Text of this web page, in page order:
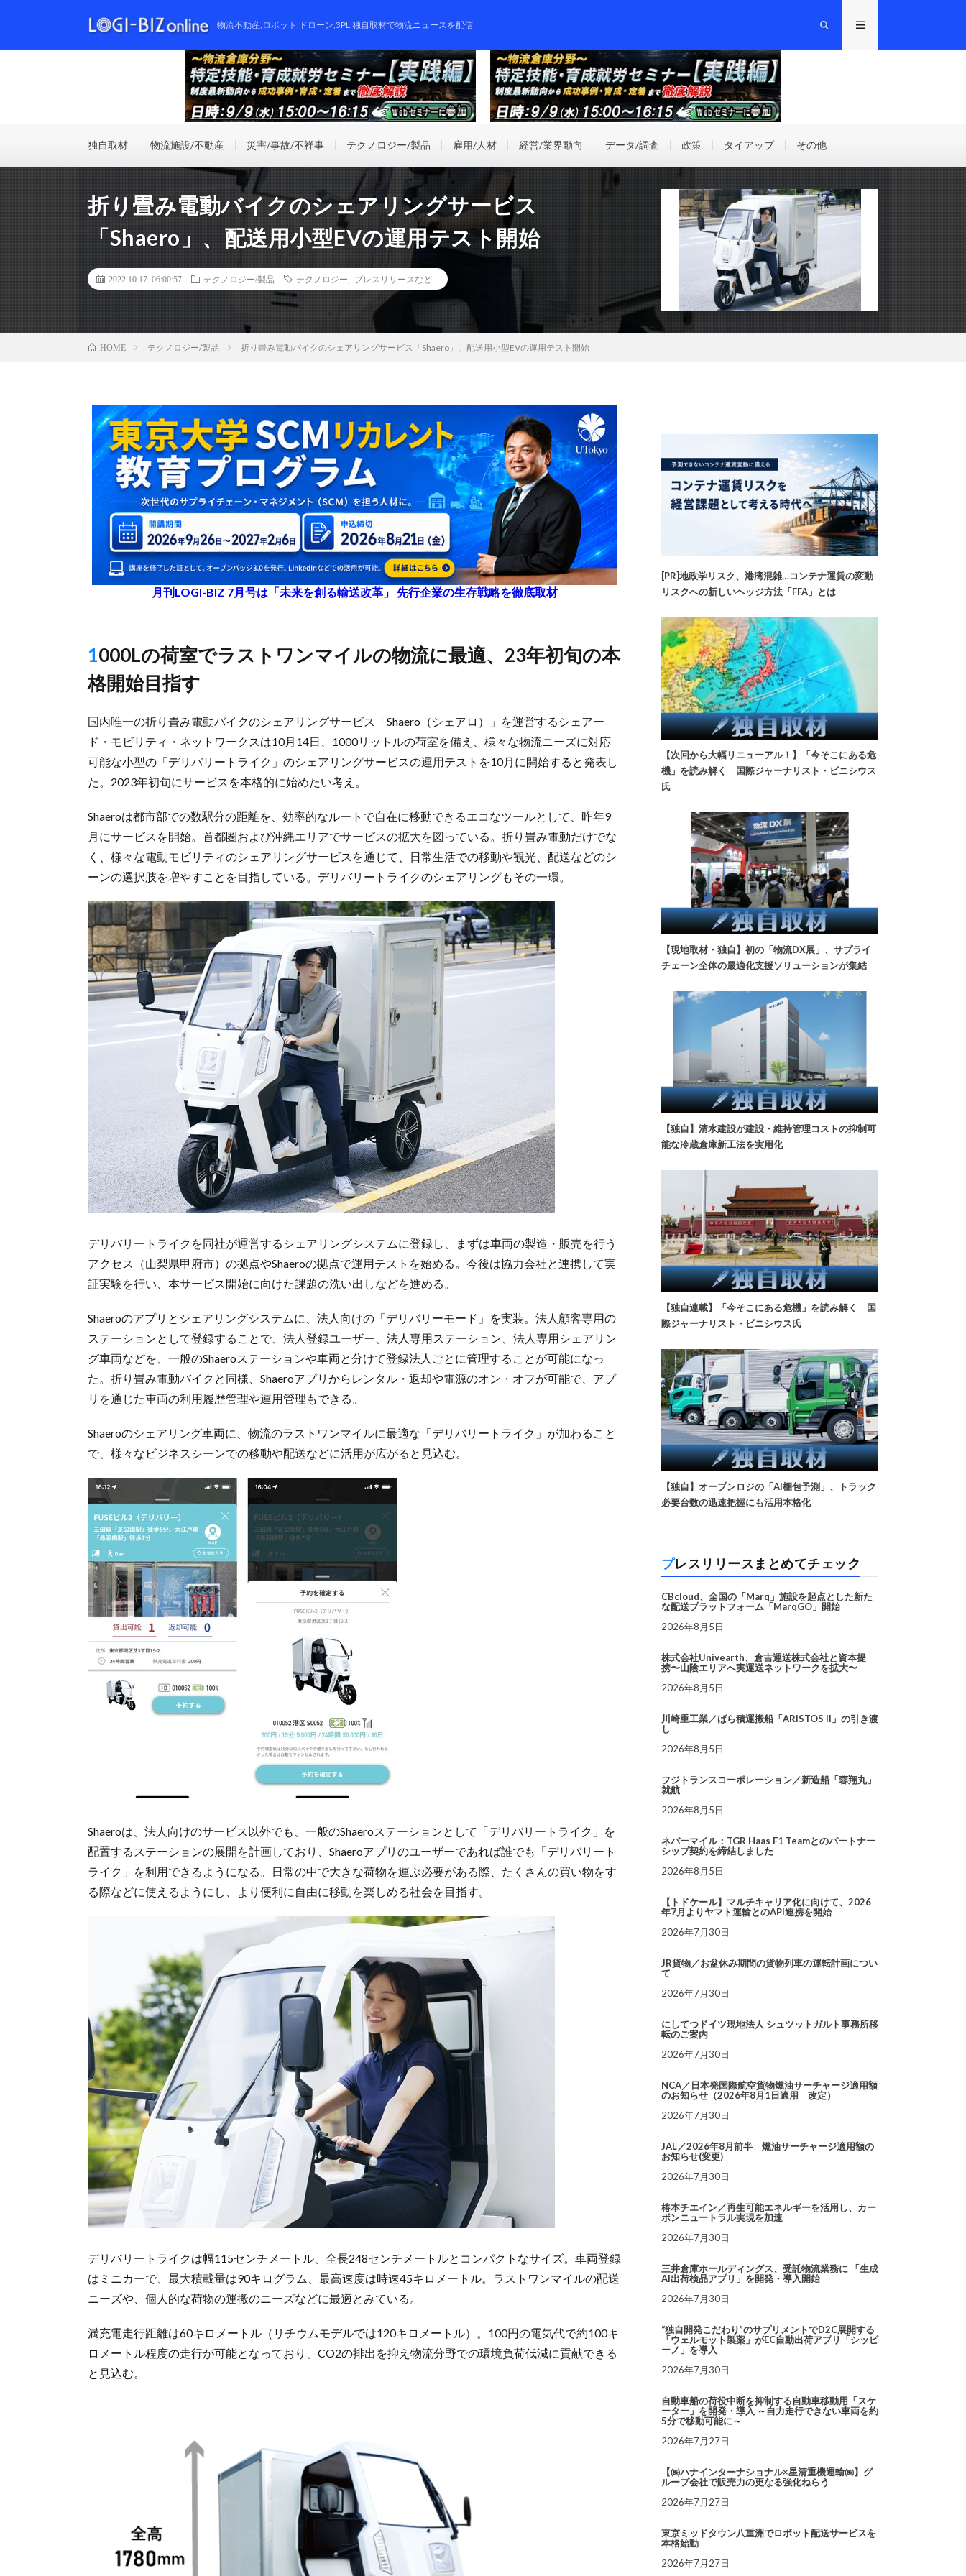
物流不動産,ロボット,ドローン,3PL,独自取材で物流ニュースを配信
独自取材 物流施設/不動産 災害/事故/不祥事 テクノロジー/製品 雇用/人材 経営/業界動向 データ/調査 政策 タイアップ その他
折り畳み電動バイクのシェアリングサービス
「Shaero」、配送用小型EVの運用テスト開始
2022.10.17 06:00:57 テクノロジー/製品 テクノロジー プレスリリースなど
HOME テクノロジー/製品 折り畳み電動バイクのシェアリングサービス「Shaero」、配送用小型EVの運用テスト開始
月刊LOGI-BIZ 7月号は「未来を創る輸送改革」 先行企業の生存戦略を徹底取材
1000Lの荷室でラストワンマイルの物流に最適、23年初旬の本
格開始目指す
国内唯一の折り畳み電動バイクのシェアリングサービス「Shaero（シェアロ）」を運営するシェアー
ド・モビリティ・ネットワークスは10月14日、1000リットルの荷室を備え、様々な物流ニーズに対応
可能な小型の「デリバリートライク」のシェアリングサービスの運用テストを10月に開始すると発表し
た。2023年初旬にサービスを本格的に始めたい考え。
Shaeroは都市部での数駅分の距離を、効率的なルートで自在に移動できるエコなツールとして、昨年9
月にサービスを開始。首都圏および沖縄エリアでサービスの拡大を図っている。折り畳み電動だけでな
く、様々な電動モビリティのシェアリングサービスを通じて、日常生活での移動や観光、配送などのシ
ーンの選択肢を増やすことを目指している。デリバリートライクのシェアリングもその一環。
デリバリートライクを同社が運営するシェアリングシステムに登録し、まずは車両の製造・販売を行う
アクセス（山梨県甲府市）の拠点やShaeroの拠点で運用テストを始める。今後は協力会社と連携して実
証実験を行い、本サービス開始に向けた課題の洗い出しなどを進める。
Shaeroのアプリとシェアリングシステムに、法人向けの「デリバリーモード」を実装。法人顧客専用の
ステーションとして登録することで、法人登録ユーザー、法人専用ステーション、法人専用シェアリン
グ車両などを、一般のShaeroステーションや車両と分けて登録法人ごとに管理することが可能になっ
た。折り畳み電動バイクと同様、Shaeroアプリからレンタル・返却や電源のオン・オフが可能で、アプ
リを通じた車両の利用履歴管理や運用管理もできる。
Shaeroのシェアリング車両に、物流のラストワンマイルに最適な「デリバリートライク」が加わること
で、様々なビジネスシーンでの移動や配送などに活用が広がると見込む。
Shaeroは、法人向けのサービス以外でも、一般のShaeroステーションとして「デリバリートライク」を
配置するステーションの展開を計画しており、Shaeroアプリのユーザーであれば誰でも「デリバリート
ライク」を利用できるようになる。日常の中で大きな荷物を運ぶ必要がある際、たくさんの買い物をす
る際などに使えるようにし、より便利に自由に移動を楽しめる社会を目指す。
デリバリートライクは幅115センチメートル、全長248センチメートルとコンパクトなサイズ。車両登録
はミニカーで、最大積載量は90キログラム、最高速度は時速45キロメートル。ラストワンマイルの配送
ニーズや、個人的な荷物の運搬のニーズなどに最適とみている。
満充電走行距離は60キロメートル（リチウムモデルでは120キロメートル）。100円の電気代で約100キ
ロメートル程度の走行が可能となっており、CO2の排出を抑え物流分野での環境負荷低減に貢献できる
と見込む。
[PR]地政学リスク、港湾混雑…コンテナ運賃の変動
リスクへの新しいヘッジ方法「FFA」とは
【次回から大幅リニューアル！】「今そこにある危
機」を読み解く 国際ジャーナリスト・ビニシウス
氏
【現地取材・独自】初の「物流DX展」、サプライ
チェーン全体の最適化支援ソリューションが集結
【独自】清水建設が建設・維持管理コストの抑制可
能な冷蔵倉庫新工法を実用化
【独自連載】「今そこにある危機」を読み解く 国
際ジャーナリスト・ビニシウス氏
【独自】オープンロジの「AI梱包予測」、トラック
必要台数の迅速把握にも活用本格化
プレスリリースまとめてチェック
CBcloud、全国の「Marq」施設を起点とした新た
な配送プラットフォーム「MarqGO」開始
2026年8月5日
株式会社Univearth、倉吉運送株式会社と資本提
携〜山陰エリアへ実運送ネットワークを拡大〜
2026年8月5日
川崎重工業／ばら積運搬船「ARISTOS II」の引き渡
し
2026年8月5日
フジトランスコーポレーション／新造船「蓉翔丸」
就航
2026年8月5日
ネバーマイル：TGR Haas F1 Teamとのパートナー
シップ契約を締結しました
2026年8月5日
【トドケール】マルチキャリア化に向けて、2026
年7月よりヤマト運輸とのAPI連携を開始
2026年7月30日
JR貨物／お盆休み期間の貨物列車の運転計画につい
て
2026年7月30日
にしてつドイツ現地法人 シュツットガルト事務所移
転のご案内
2026年7月30日
NCA／日本発国際航空貨物燃油サーチャージ適用額
のお知らせ（2026年8月1日適用 改定）
2026年7月30日
JAL／2026年8月前半 燃油サーチャージ適用額の
お知らせ(変更)
2026年7月30日
椿本チエイン／再生可能エネルギーを活用し、カー
ボンニュートラル実現を加速
2026年7月30日
三井倉庫ホールディングス、受託物流業務に 「生成
AI出荷検品アプリ」を開発・導入開始
2026年7月30日
“独自開発こだわり”のサプリメントでD2C展開する
「ウェルモット製薬」がEC自動出荷アプリ「シッピ
ーノ」を導入
2026年7月30日
自動車船の荷役中断を抑制する自動車移動用「スケ
ーター」を開発・導入 ～自力走行できない車両を約
5分で移動可能に～
2026年7月27日
【㈱ハナインターナショナル×星清重機運輸㈱】グ
ループ会社で販売力の更なる強化ねらう
2026年7月27日
東京ミッドタウン八重洲でロボット配送サービスを
本格始動
2026年7月27日